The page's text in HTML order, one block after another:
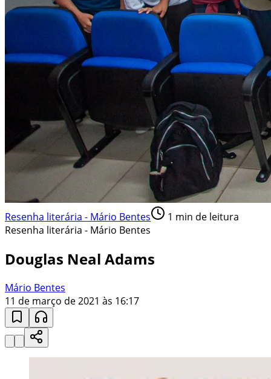
Resenha literária - Mário Bentes 1 min de leitura
Resenha literária - Mário Bentes
Douglas Neal Adams
Mário Bentes
11 de março de 2021 às 16:17